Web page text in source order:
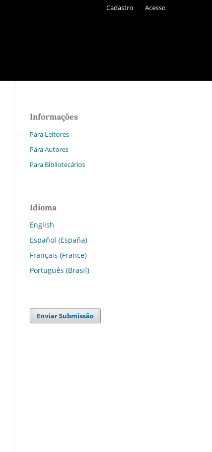
Cadastro Acesso
Informações
Para Leitores
Para Autores
Para Bibliotecários
Idioma
English
Español (España)
Français (France)
Português (Brasil)
Enviar Submissão